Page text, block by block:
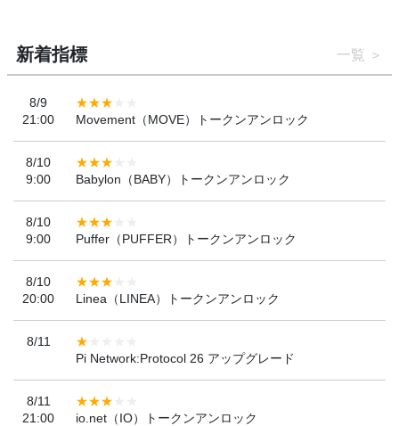
新着指標 一覧
8/9
21:00
Movement（MOVE）トークンアンロック
8/10
9:00
Babylon（BABY）トークンアンロック
8/10
9:00
Puffer（PUFFER）トークンアンロック
8/10
20:00
Linea（LINEA）トークンアンロック
8/11
Pi Network:Protocol 26 アップグレード
8/11
21:00
io.net（IO）トークンアンロック